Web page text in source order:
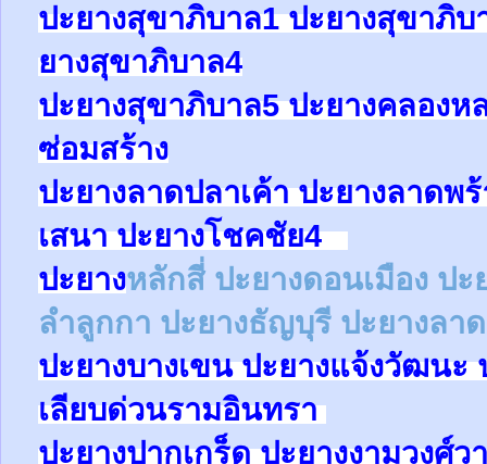
ปะยางสุขาภิบาล1ปะยางสุขาภิบ
ยางสุขาภิบาล4
ปะยางสุขาภิบาล5 ปะยางคลองห
ซ่อมสร้าง
ปะยางลาดปลาเค้าปะยางลาดพ
เสนาปะยางโชคชัย4
ปะยางหลักสี่ ปะยางดอนเมือง ปะ
ลำลูกกา ปะยางธัญบุรี ปะยางลา
ปะยางบางเขนปะยางแจ้งวัฒนะ
เลียบด่วนรามอินทรา
ปะยางปากเกร็ดปะยางงามวงศ์ว